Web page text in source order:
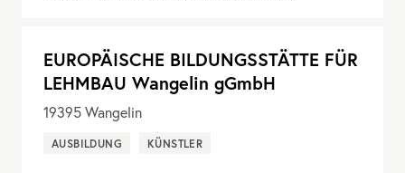
EUROPÄISCHE BILDUNGSSTÄTTE FÜR
LEHMBAU Wangelin gGmbH
19395Wangelin
AUSBILDUNG KÜNSTLER